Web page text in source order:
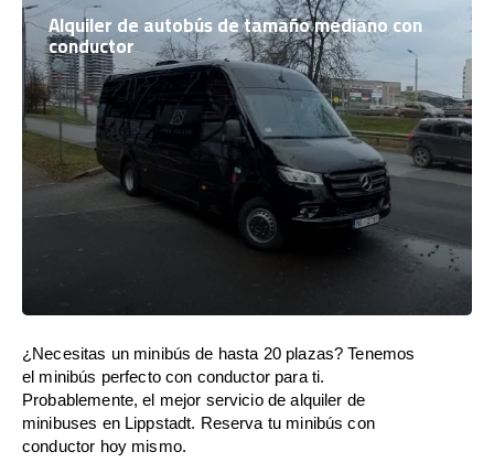
Alquiler de autobús de tamaño mediano con
conductor
¿Necesitas un minibús de hasta 20 plazas? Tenemos
el minibús perfecto con conductor para ti.
Probablemente, el mejor servicio de alquiler de
minibuses en Lippstadt. Reserva tu minibús con
conductor hoy mismo.